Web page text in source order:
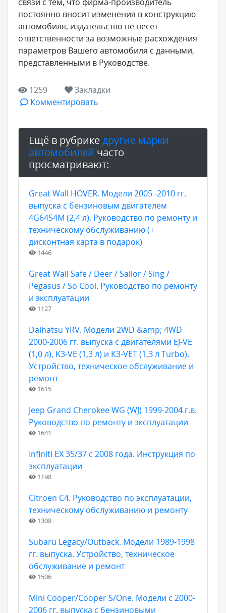
постоянно вносит изменения в конструкцию
автомобиля, издательство не несет
ответственности за возможные расхождения
параметров Вашего автомобиля с данными,
представленными в Руководстве.
1259
Закладки
Комментировать
Ещё в рубрикедругие марки
автомобилей часто
просматривают:
Great Wall HOVER. Модели 2005 -2010 гг.
выпуска с бензиновым двигателем
4G64S4M (2,4 л). Руководство по ремонту и
техническому обслуживанию (+
дисконтная карта в подарок)
1446
Great Wall Safe / Deer / Sailor / Sing /
Pegasus / So Cool. Руководство по ремонту
и эксплуатации
1127
Daihatsu YRV. Модели 2WD &amp; 4WD
2000-2006 гг. выпуска с двигателями EJ-VE
(1,0 л), K3-VE (1,3 л) и К3-VET (1,З л Turbo).
Устройство, техническое обслуживание и
ремонт
1615
Jeep Grand Cherokee WG (WJ) 1999-2004 г.в.
Руководство по ремонту и эксплуатации
1641
Infiniti EX 35/37 с 2008 года. Инструкция по
эксплуатации
1198
Citroen C4. Руководство по эксплуатации,
техническому обслуживанию и ремонту
1308
Subaru Legacy/Outback. Модели 1989-1998
гг. выпуска. Устройство, техническое
обслуживание и ремонт
1506
Mini Cooper/Cooper S/One. Модели с 2000-
2006 гг. выпуска с бензиновыми